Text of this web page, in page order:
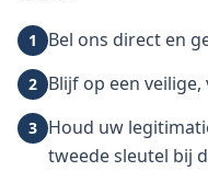
1 Bel ons direct en
2 Blijf op een
3 Houd uw
tweede sleutel bij